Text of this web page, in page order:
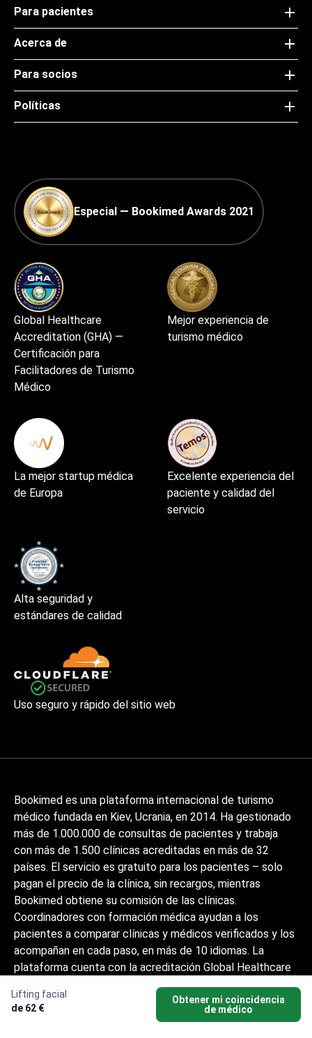
Lifting facial
de 62 €
Obtener mi coincidencia
de médico
Para pacientes
Acerca de
Para socios
Políticas
Especial — Bookimed Awards 2021
Global Healthcare
Accreditation (GHA) —
Certificación para
Facilitadores de Turismo
Médico
Mejor experiencia de
turismo médico
La mejor startup médica
de Europa
Excelente experiencia del
paciente y calidad del
servicio
Alta seguridad y
estándares de calidad
Uso seguro y rápido del sitio web
Bookimed es una plataforma internacional de turismo
médico fundada en Kiev, Ucrania, en 2014. Ha gestionado
más de 1.000.000 de consultas de pacientes y trabaja
con más de 1.500 clínicas acreditadas en más de 32
países. El servicio es gratuito para los pacientes – solo
pagan el precio de la clínica, sin recargos, mientras
Bookimed obtiene su comisión de las clínicas.
Coordinadores con formación médica ayudan a los
pacientes a comparar clínicas y médicos verificados y los
acompañan en cada paso, en más de 10 idiomas. La
plataforma cuenta con la acreditación Global Healthcare
Accreditation, y anteriormente estuvo certificada por
Temos (2024–2025). Tiene una valoración de 4,6 en
Trustpilot y 4,4 en Google Reviews.